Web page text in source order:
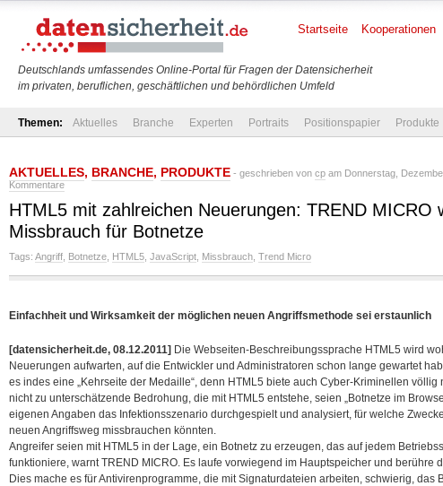
Deutschlands umfassendes Online-Portal für Fragen der Datensicherheit
im privaten, beruflichen, geschäftlichen und behördlichen Umfeld
Startseite Kooperationen
Themen: Aktuelles Branche Experten Portraits Positionspapier Produkte
AKTUELLES, BRANCHE, PRODUKTE - geschrieben von cp am Donnerstag,
Kommentare
HTML5 mit zahlreichen Neuerungen: TREND MICRO
Missbrauch für Botnetze
Tags: Angriff Botnetze HTML5 JavaScript Missbrauch Trend Micro
Einfachheit und Wirksamkeit der möglichen neuen Angriffsmethode sei erstaunlich
[datensicherheit.de, 08.12.2011] Die Webseiten-Beschreibungssprache HTML5 wird
Neuerungen aufwarten, auf die Entwickler und Administratoren schon lange gewartet
es indes eine „Kehrseite der Medaille“, denn HTML5 biete auch Cyber-Kriminellen völlig
nicht zu unterschätzende Bedrohung, die mit HTML5 entstehe, seien „Botnetze im
eigenen Angaben das Infektionsszenario durchgespielt und analysiert, für welche
neuen Angriffsweg missbrauchen könnten.
Angreifer seien mit HTML5 in der Lage, ein Botnetz zu erzeugen, das auf jedem
funktioniere, warnt TREND MICRO. Es laufe vorwiegend im Hauptspeicher und berühre
Dies mache es für Antivirenprogramme, die mit Signaturdateien arbeiten, schwierig, das